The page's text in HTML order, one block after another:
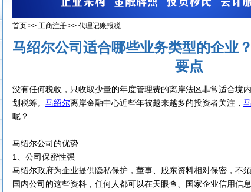
首页 >> 工商注册 >> 代理记账报税
马绍尔公司适合哪些业务类型的企业
要点
没有任何税收，只收取少量的年度管理费的离岸法区非常适合境
划税筹。 马绍尔离岸金融中心近些年被越来越多的投资者关注，
呢？
马绍尔公司的优势
1、公司保密性强
马绍尔政府为企业提供隐私保护，董事、股东资料相对保密，不须
国内公司的这些资料，任何人都可以在天眼查、国家企业信用信